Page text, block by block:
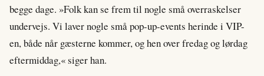
begge dage. »Folk kan se frem til nogle små overraskelser
undervejs. Vi laver nogle små pop-up-events herinde i VIP-
en, både når gæsterne kommer, og hen over fredag og lørdag
eftermiddag,« siger han.